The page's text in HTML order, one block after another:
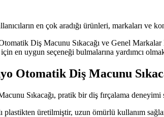
en çok aradığı ürünleri, markaları ve
Diş Macunu Sıkacağı ve Genel Markalar
için en uygun seçeneği bulmalarına yardımcı
Otomatik Diş Macunu
Sıkacağı, pratik bir diş fırçalama
plastikten üretilmiştir, uzun ömürlü kullanım